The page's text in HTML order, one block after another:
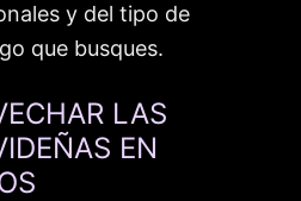
y del tipo de
que busques.
LAS
EN